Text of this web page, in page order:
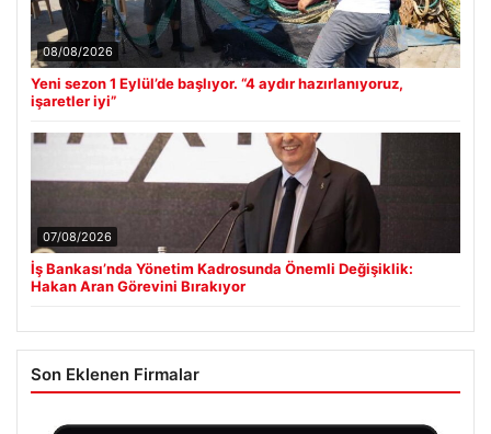
08/08/2026
Yeni sezon 1 Eylül’de başlıyor. “4 aydır hazırlanıyoruz,
işaretler iyi”
07/08/2026
İş Bankası’nda Yönetim Kadrosunda Önemli Değişiklik:
Hakan Aran Görevini Bırakıyor
Son Eklenen Firmalar